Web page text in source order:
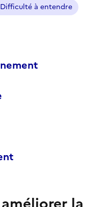
Difficulté à entendre